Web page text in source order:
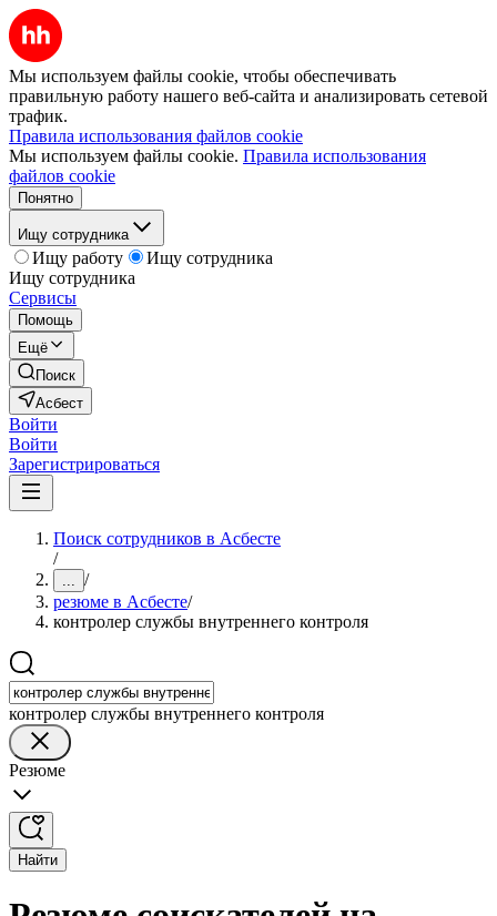
Мы используем файлы cookie, чтобы обеспечивать
правильную работу нашего веб-сайта и анализировать сетевой
трафик.
Правила использования файлов cookie
Мы используем файлы cookie. Правила использования
файлов cookie
Понятно
Ищу сотрудника
Ищу работу
Ищу сотрудника
Ищу сотрудника
Сервисы
Помощь
Ещё
Поиск
Асбест
Войти
Войти
Зарегистрироваться
Поиск сотрудников в Асбесте
/
... /
резюме в Асбесте/
контролер службы внутреннего контроля
контролер службы внутреннего контроля
Резюме
Найти